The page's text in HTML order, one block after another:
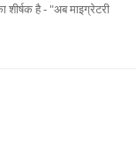
है - "अब माइग्रेटरी